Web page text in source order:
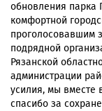
обновления
комфортной
проголосовавшим
подрядной
Рязанской
администрации
усилия, мы вместе
спасибо за